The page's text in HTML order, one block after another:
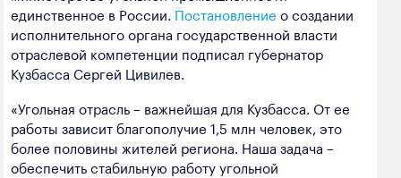
Промышленность строительных материалов
Добыча общераспространенных
полезных ископаемых
Лёгкая промышленность
Лесная промышленность
Пищевая промышленность
dprom@ako.ru
Создание сайта — Мэйк
единственное в России. Постановление о создании
исполнительного органа государственной власти
отраслевой компетенции подписал губернатор
Кузбасса Сергей Цивилев.
«Угольная отрасль – важнейшая для Кузбасса. От ее
работы зависит благополучие 1,5 млн человек, это
более половины жителей региона. Наша задача –
обеспечить стабильную работу угольной